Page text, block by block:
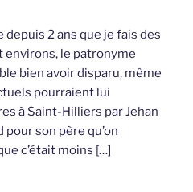
2 ans que je fais des
environs, le patronyme
bien avoir disparu, même
pourraient lui
à Saint-Hilliers par Jehan
son père qu’on
c’était moins […]